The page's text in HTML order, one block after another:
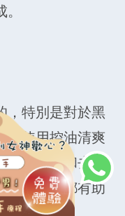
，特別是對於黑
以使用控油清爽
用含有溫和去黑
洗面乳，都有助